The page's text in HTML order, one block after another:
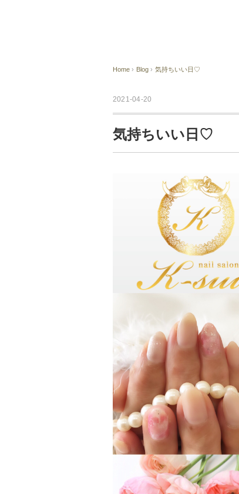
Home › Blog › 気持ちいい日♡
2021-04-20
気持ちいい日♡